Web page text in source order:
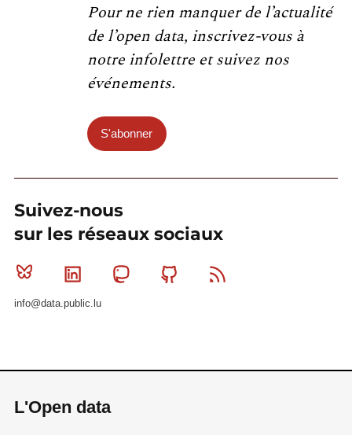
Pour ne rien manquer de l’actualité
de l’open data, inscrivez-vous à
notre infolettre et suivez nos
événements.
S'abonner
Suivez-nous
sur les réseaux sociaux
Bluesky Linkedin MastodonGithub
info@data.public.lu
L'Open data